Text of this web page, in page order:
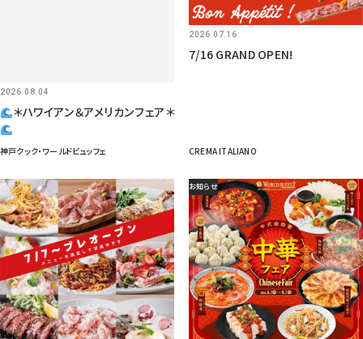
2026.08.04
＊ハワイアン＆アメリカンフェア＊
神戸クック・ワールドビュッフェ
2026.07.16
7/16 GRAND OPEN!
CREMA ITALIANO
お知らせ